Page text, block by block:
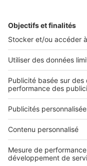
2 rue